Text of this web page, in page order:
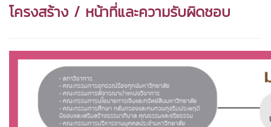
โครงสร้าง / หน้าที่และความรับผิดชอบ